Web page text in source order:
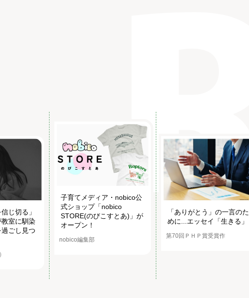
じ切る」
室に馴染
ごし見つ
子育てメディア・nobico公
式ショップ「nobico
STORE(のびこすとあ)」が
オープン！
nobico編集部
「ありがとう」の一言のた
めに...エッセイ「生きる」
第70回ＰＨＰ賞受賞作